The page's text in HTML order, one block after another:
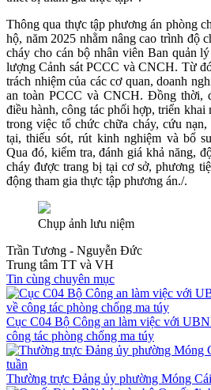
Thông qua thực tập phương án phòng
hộ, năm 2025 nhằm nâng cao trình độ
cháy cho cán bộ nhân viên Ban quản
lượng Cảnh sát PCCC và CNCH. Từ
trách nhiệm của các cơ quan, doanh
an toàn PCCC và CNCH. Đồng thời,
điều hành, công tác phối hợp, triển
trong việc tổ chức chữa cháy, cứu
tại, thiếu sót, rút kinh nghiệm và bổ
Qua đó, kiểm tra, đánh giá khả năng,
cháy được trang bị tại cơ sở, phương
động tham gia thực tập phương án./.
Chụp ảnh lưu niệm
Trần Tương - Nguyễn Đức
Trung tâm TT và VH
Tin cùng chuyên mục
Cục C04 Bộ Công an làm việc với
công tác phòng chống ma túy
Thường trực Đảng ủy phường Móng